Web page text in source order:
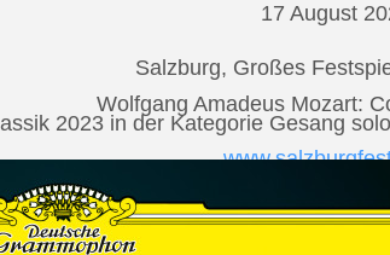
17 August
Salzburg, Großes
Wolfgang Amadeus Mozart:
20 August
2023 in der Kategorie Gesang